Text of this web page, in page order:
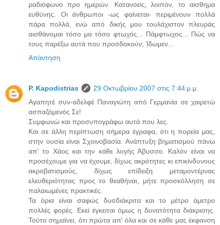
ραδιόφωνο προ ημερών. Κατανοείς, λοιπόν, το αίσθημα
ευθύνης. Οι άνθρωποι -ως φαίνεται- περιμένουν πολλά
πάρα πολλά, ενώ από δικής μου τουλάχιστον πλευράς
αισθάνομαι τόσο μα τόσο φτωχός... Πάμφτωχος... Πώς να
τους παρέξω αυτά που προσδοκούν; Ίδωμεν...
Απάντηση
P. Kapodistrias
29 Οκτωβρίου 2007 στις 7:44 μ.μ.
Αγαπητέ συν-αδελφέ Παναγιώτη από Γερμανία σε χαιρετώ
ασπαζόμενός Σε!
Συμφωνώ και προσυπογράφω αυτά που λες.
Και σε άλλη περίπτωση σήμερα έγραφα, ότι η πορεία μας,
στην ουσία είναι Σχοινοβασία. Ανάπτυξη βηματισμού πάνω
απ' το Χάος και την κάθε λογής Άβυσσο. Καλόν είναι να
προσέχουμε για να έχουμε, δίχως ακρότητες κι επικίνδυνους
ακροβατισμούς, δίχως επίδειξη μεταμοντέρνας
ελευθεριότητας προς το θεαθήναι, μήτε προσκόλληση σε
παλαιωμένες πρακτικές.
Τα όρια είναι σαφώς δυσδιάκριτα και το μέτρο άμετρο
πολλές φορές. Εκεί έγκειται όμως η δυνατότητα διάκρισης.
Τούτο σημαίνει, ότι πρώτα απ' όλα και σε κάθε μας έκφανση